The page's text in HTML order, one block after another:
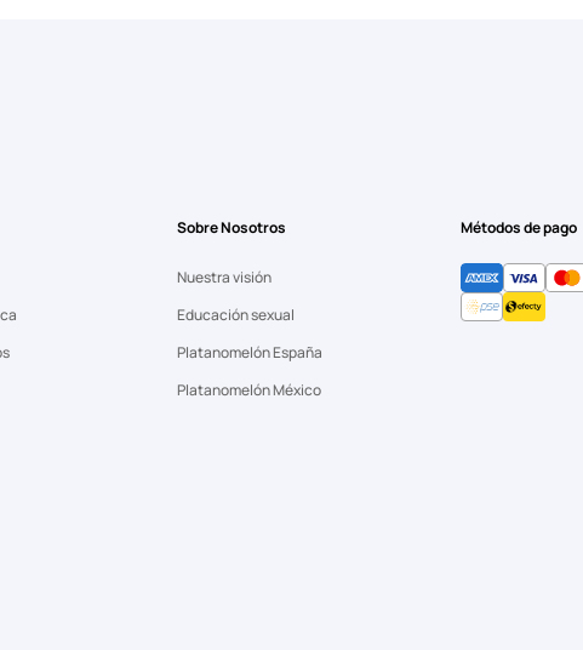
Sobre Nosotros
Nuestra visión
Educación sexual
Platanomelón España
Platanomelón México
Métodos de pago